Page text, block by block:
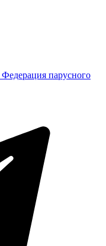
Федерация парусного